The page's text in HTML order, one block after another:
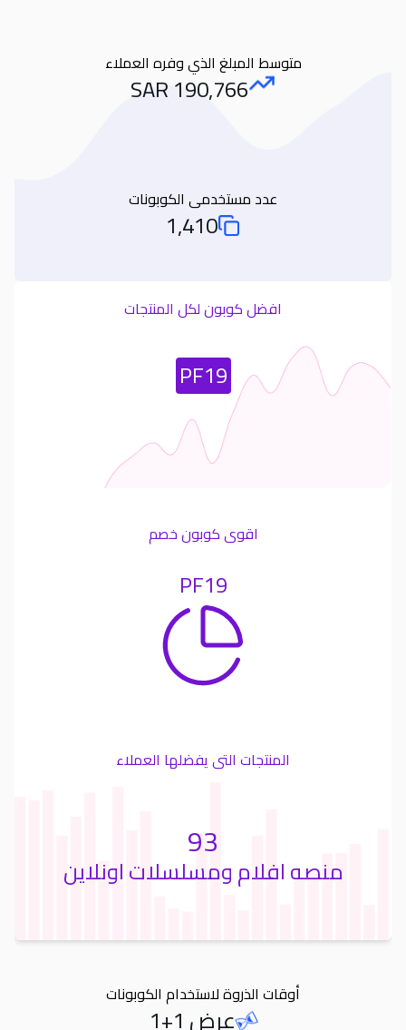
متوسط المبلغ الذي وفره العملاء
Amount Saved
190,766
SAR
عدد مستخدمى الكوبونات
Total Used Coupons
1,410
افضل كوبون لكل المنتجات
Most Used CouponPF19
اقوى كوبون خصم
PF19
المنتجات التى يفضلها العملاء
93
منصه افلام ومسلسلات اونلاين
أوقات الذروة لاستخدام الكوبونات
عرض 1+1